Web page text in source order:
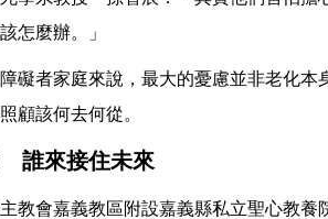
怎麼辦。」
礙者家庭來說，最大的憂慮並非老化
顧該何去何從。
誰來接住未來
教會嘉義教區附設嘉義縣私立聖心教